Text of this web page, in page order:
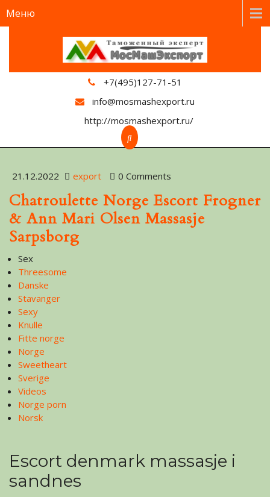
Меню
+7(495)127-71-51
info@mosmashexport.ru
http://mosmashexport.ru/
21.12.2022 export 0 Comments
Chatroulette Norge Escort Frogner
& Ann Mari Olsen Massasje
Sarpsborg
Sex
Threesome
Danske
Stavanger
Sexy
Knulle
Fitte norge
Norge
Sweetheart
Sverige
Videos
Norge porn
Norsk
Escort denmark massasje i
sandnes